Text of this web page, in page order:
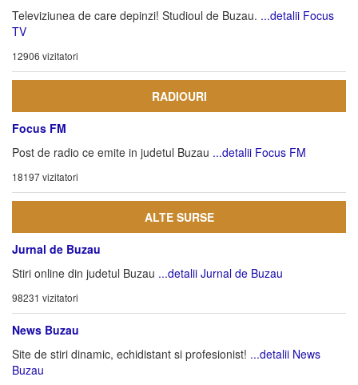
Televiziunea de care depinzi! Studioul de Buzau. ...detalii Focus
TV
12906 vizitatori
RADIOURI
Focus FM
Post de radio ce emite in judetul Buzau ...detalii Focus FM
18197 vizitatori
ALTE SURSE
Jurnal de Buzau
Stiri online din judetul Buzau ...detalii Jurnal de Buzau
98231 vizitatori
News Buzau
Site de stiri dinamic, echidistant si profesionist! ...detalii News
Buzau